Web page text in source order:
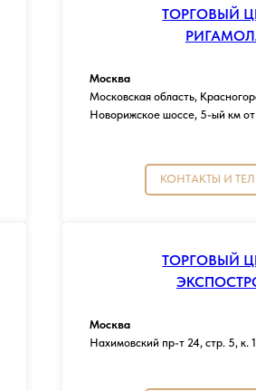
ТОРГОВЫЙ
Москва
Московская область,
Новорижское шоссе, 5-ый км
КОНТАКТЫ И
ТОРГОВЫЙ
Москва
Нахимовский пр-т 24, стр. 5, к.